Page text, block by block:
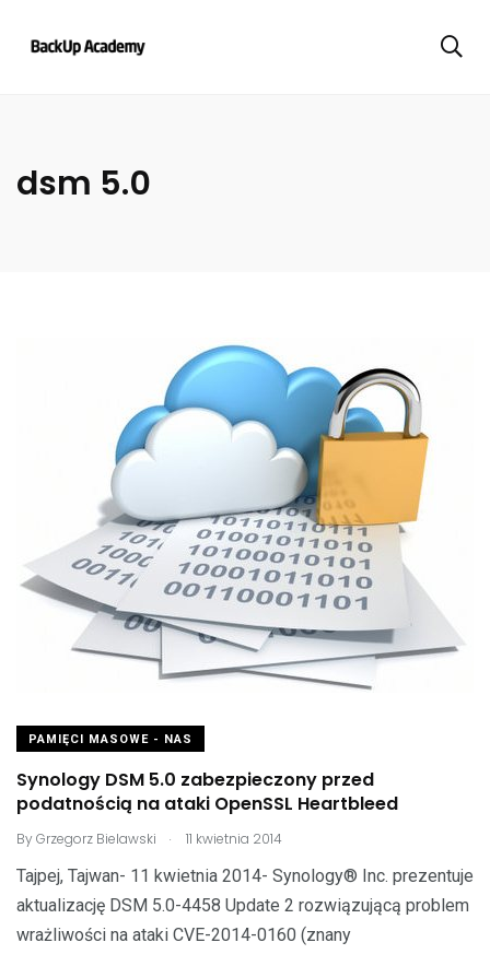
dsm 5.0
PAMIĘCI MASOWE - NAS
Synology DSM 5.0 zabezpieczony przed
podatnością na ataki OpenSSL Heartbleed
ByGrzegorz Bielawski . 11 kwietnia 2014
Tajpej, Tajwan- 11 kwietnia 2014- Synology® Inc. prezentuje
aktualizację DSM 5.0-4458 Update 2 rozwiązującą problem
wrażliwości na ataki CVE-2014-0160 (znany